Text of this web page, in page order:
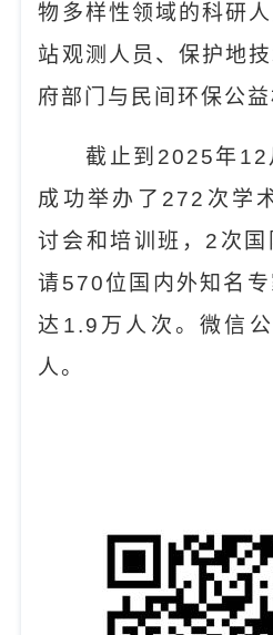
物多样性领域的科研
站观测人员、保护地
府部门与民间环保公益
截止到 2025年 12
成功举办了 272 次学
讨会和培训班， 2 次
请570位国内外知名
达 1.9 万人次。微信
人。